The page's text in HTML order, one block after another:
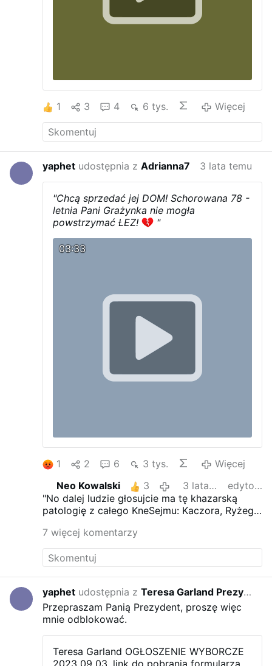
1 3 4 6 tys. Więcej
yaphet udostępnia zAdrianna7 3 lata temu
"Chcą sprzedać jej DOM! Schorowana 78 -
letnia Pani Grażynka nie mogła
powstrzymać ŁEZ!
"
03:33
1 2 6 3 tys.
Więcej
Neo Kowalski
3 3 lata temu
edytowano
"No dalej ludzie głosujcie ma tę khazarską
patologię z całego KneSejmu: Kaczora, Ryżego
2050 i Qkiza..."
7 więcej komentarzy
yaphet udostępnia zTeresa Garland Prezydent Elektorski Rzeczypospolitej …
Przepraszam Panią Prezydent, proszę więc
mnie odblokować.
Teresa Garland OGŁOSZENIE WYBORCZE
2023 09 03, link do pobrania formularza